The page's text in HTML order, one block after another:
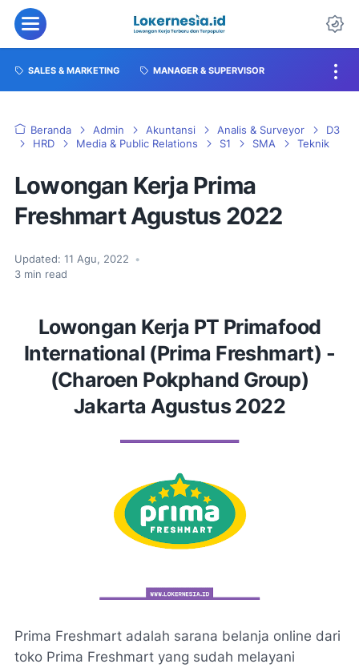
SALES & MARKETING MANAGER & SUPERVISOR
Beranda Admin Akuntansi Analis & Surveyor
D3
HRD
Media & Public Relations S1 SMA Teknik
Lowongan Kerja Prima
Freshmart Agustus 2022
Updated: 11 Agu, 2022
•
3 min read
Lowongan Kerja PT Primafood
International (Prima Freshmart) -
(Charoen Pokphand Group)
Jakarta Agustus 2022
Prima Freshmart adalah sarana belanja online dari
toko Prima Freshmart yang sudah melayani